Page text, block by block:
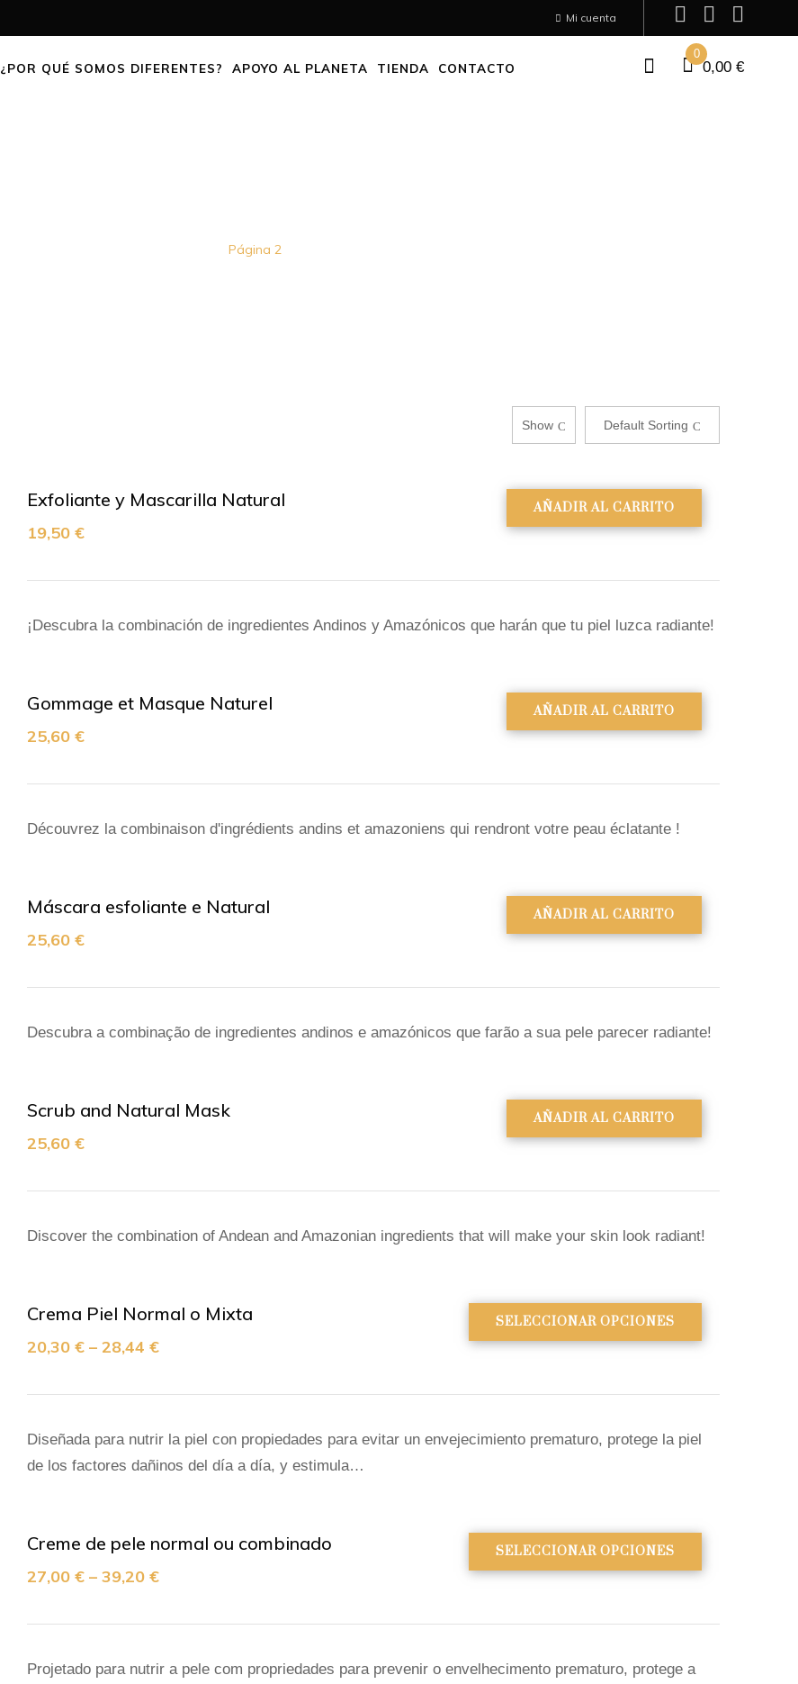
Mi cuenta
¿POR QUÉ SOMOS DIFERENTES? APOYO AL PLANETA TIENDA CONTACTO
0
0,00 €
Página 2
Default Sorting
Show
Exfoliante y Mascarilla Natural
19,50 €
AÑADIR AL CARRITO
¡Descubra la combinación de ingredientes Andinos y Amazónicos que harán que tu piel luzca radiante!
Gommage et Masque Naturel
25,60 €
AÑADIR AL CARRITO
Découvrez la combinaison d'ingrédients andins et amazoniens qui rendront votre peau éclatante !
Máscara esfoliante e Natural
25,60 €
AÑADIR AL CARRITO
Descubra a combinação de ingredientes andinos e amazónicos que farão a sua pele parecer radiante!
Scrub and Natural Mask
25,60 €
AÑADIR AL CARRITO
Discover the combination of Andean and Amazonian ingredients that will make your skin look radiant!
Crema Piel Normal o Mixta
20,30 €– 28,44 €
SELECCIONAR OPCIONES
Diseñada para nutrir la piel con propiedades para evitar un envejecimiento prematuro, protege la piel
de los factores dañinos del día a día, y estimula…
Creme de pele normal ou combinado
27,00 €– 39,20 €
SELECCIONAR OPCIONES
Projetado para nutrir a pele com propriedades para prevenir o envelhecimento prematuro, protege a